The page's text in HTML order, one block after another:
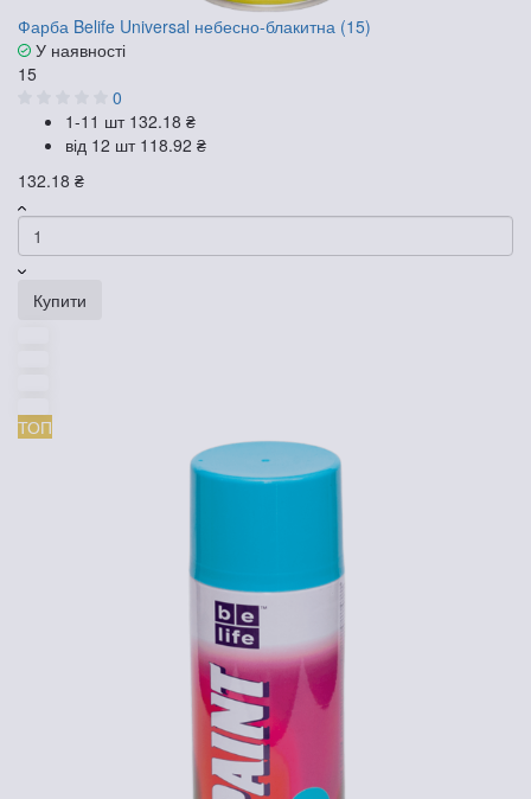
Фарба Belife Universal небесно-блакитна (15)
У наявності
15
0
1-11 шт 132.18 ₴
від 12 шт 118.92 ₴
132.18 ₴
Купити
ТОП